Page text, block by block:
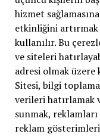
hizmet
etkinliğini
kullanılır. Bu
ve siteleri
adresi olmak
Sitesi, bilgi
verileri hatırlamak
sunmak,
reklam